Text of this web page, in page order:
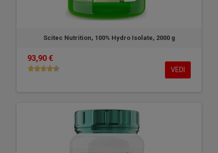
Scitec Nutrition, 100% Hydro Isolate, 2000 g
93,90 €
VEDI